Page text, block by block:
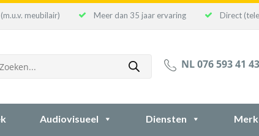
meubilair) Meer dan 35 jaar ervaring Direct
NL 076 593 41 43
Audiovisueel Diensten